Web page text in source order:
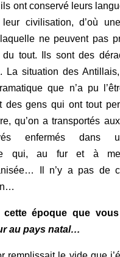
ont conservé leurs
civilisation, d’où
ne peuvent pas
du tout. Ils sont des
La situation des
que n’a pu
des gens qui ont tout
qu’on a transportés
enfermés dans
qui, au fur et à
Il n’y a pas de
cette époque que
au pays natal…